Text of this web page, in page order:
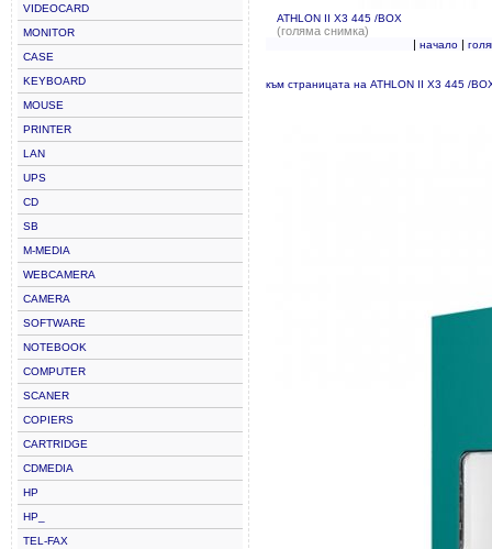
VIDEOCARD
MONITOR
CASE
KEYBOARD
MOUSE
PRINTER
LAN
UPS
CD
SB
M-MEDIA
WEBCAMERA
CAMERA
SOFTWARE
NOTEBOOK
COMPUTER
SCANER
COPIERS
CARTRIDGE
CDMEDIA
HP
HP_
TEL-FAX
ATHLON II X3 445 /BOX
(голяма снимка)
|начало |
към страницата на ATHLON II X3 445 /